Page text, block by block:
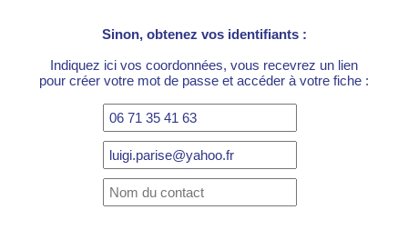
Sinon, obtenez vos identifiants :
Indiquez ici vos coordonnées, vous recevrez un lien
pour créer votre mot de passe et accéder à votre fiche :